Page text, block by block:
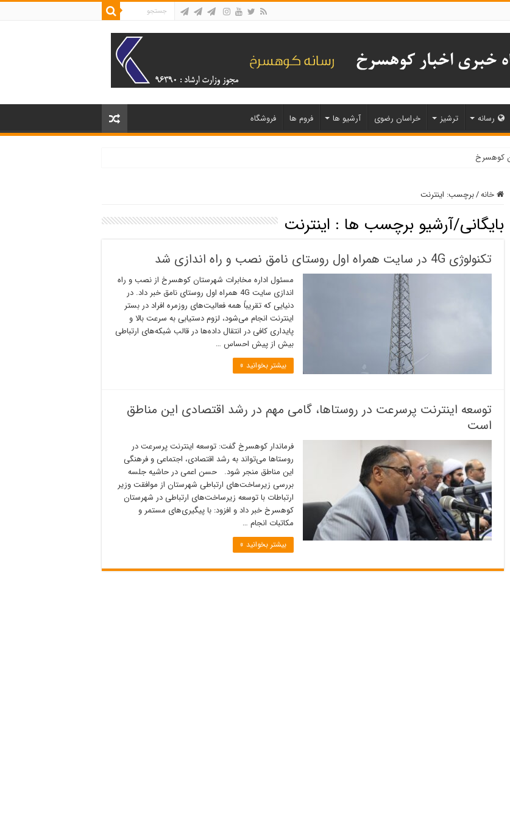
رسانه ترشیز خراسان رضوی آرشیو ها فروم ها فروشگاه
خانه/برچسب: اینترنت
بایگانی/آرشیو برچسب ها : اینترنت
تکنولوژی 4G در سایت همراه اول روستای نامق نصب و راه اندازی شد
مسئول اداره مخابرات شهرستان کوهسرخ از نصب و راه
اندازی سایت 4G همراه اول روستای نامق خبر داد. در
دنیایی که تقریباً همه فعالیت‌های روزمره افراد در بستر
اینترنت انجام می‌شود، لزوم دستیابی به سرعت بالا و
پایداری کافی در انتقال داده‌ها در قالب شبکه‌های ارتباطی
بیش از پیش احساس …
بیشتر بخوانید »
توسعه اینترنت پرسرعت در روستاها، گامی مهم در رشد اقتصادی این مناطق
است
فرماندار کوهسرخ گفت: توسعه اینترنت پرسرعت در
روستاها می‌تواند به رشد اقتصادی، اجتماعی و فرهنگی
این مناطق منجر شود. حسن اعمی در حاشیه جلسه
بررسی زیرساخت‌های ارتباطی شهرستان از موافقت وزیر
ارتباطات با توسعه زیرساخت‌های ارتباطی در شهرستان
کوهسرخ خبر داد و افزود: با پیگیری‌های مستمر و
مکاتبات انجام …
بیشتر بخوانید »